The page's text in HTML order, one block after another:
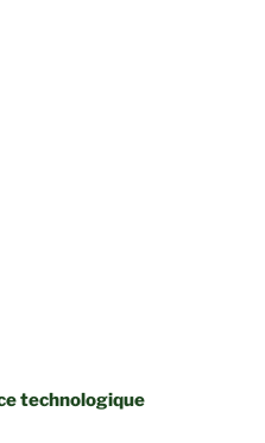
technologique